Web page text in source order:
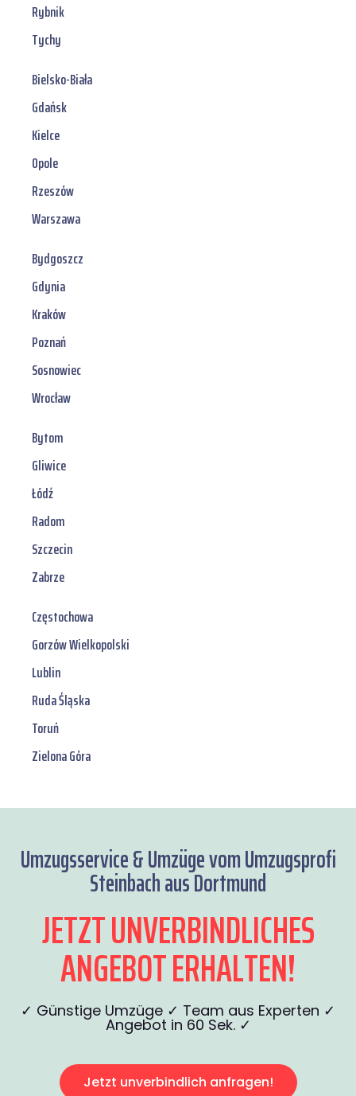
Rybnik
Tychy
Bielsko-Biała
Gdańsk
Kielce
Opole
Rzeszów
Warszawa
Bydgoszcz
Gdynia
Kraków
Poznań
Sosnowiec
Wrocław
Bytom
Gliwice
Łódź
Radom
Szczecin
Zabrze
Częstochowa
Gorzów Wielkopolski
Lublin
Ruda Śląska
Toruń
Zielona Góra
Umzugsservice & Umzüge vom Umzugsprofi
Steinbach aus Dortmund
JETZT UNVERBINDLICHES
ANGEBOT ERHALTEN!
✓ Günstige Umzüge ✓ Team aus Experten ✓
Angebot in 60 Sek. ✓
Jetzt unverbindlich anfragen!